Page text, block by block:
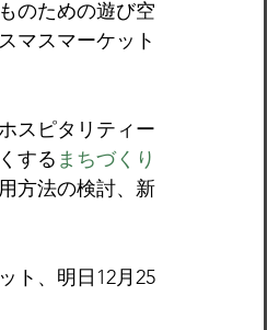
のための遊び空
マスマーケット
スピタリティー
する まちづくり
方法の検討、新
ト、明日12月25